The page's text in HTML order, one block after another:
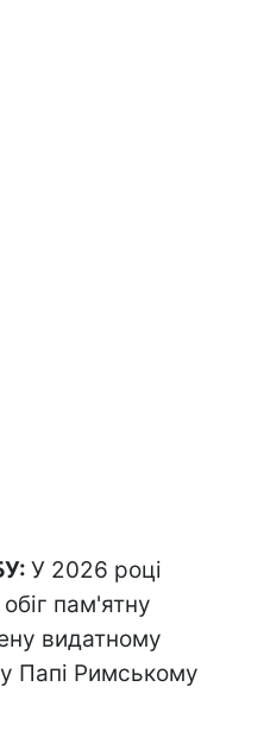
У 2026 році
пам'ятну
видатному
Папі Римському